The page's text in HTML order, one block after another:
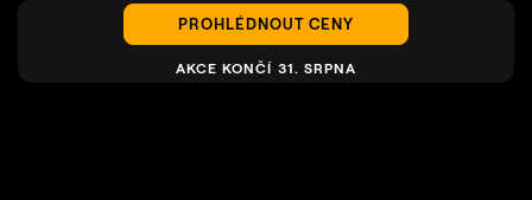
PROHLÉDNOUT CENY
AKCE KONČÍ 31. SRPNA